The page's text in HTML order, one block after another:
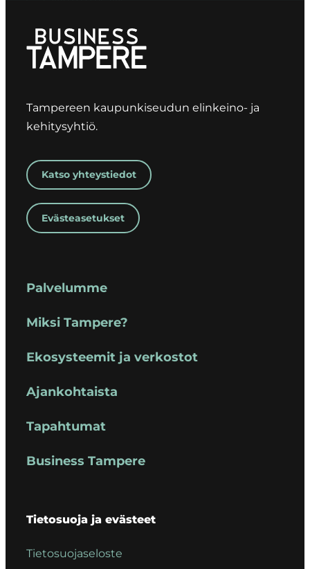
Tampereen kaupunkiseudun elinkeino- ja
kehitysyhtiö.
Katso yhteystiedot
Evästeasetukset
Palvelumme
Miksi Tampere?
Ekosysteemit ja verkostot
Ajankohtaista
Tapahtumat
Business Tampere
Tietosuoja ja evästeet
Tietosuojaseloste